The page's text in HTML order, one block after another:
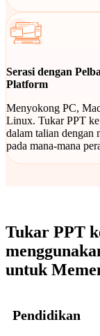
Serasi dengan
Platform
Menyokong PC,
Linux. Tukar PPT
dalam talian dengan
pada mana-mana
Tukar PPT
untuk
Pendidikan